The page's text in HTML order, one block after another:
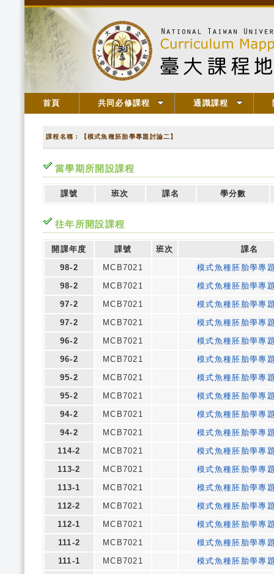
首頁 共同必修課程 通識課程
課程名稱：【模式魚種胚胎學專題討論二】
當學期所開設課程
課號 班次 課名 學分數
往年所開設課程
開課年度 課號 班次
課名
98-2
MCB7021
模式魚種胚胎學專
98-2
MCB7021
模式魚種胚胎學專
97-2
MCB7021
模式魚種胚胎學專
97-2
MCB7021
模式魚種胚胎學專
96-2
MCB7021
模式魚種胚胎學專
96-2
MCB7021
模式魚種胚胎學專
95-2
MCB7021
模式魚種胚胎學專
95-2
MCB7021
模式魚種胚胎學專
94-2
MCB7021
模式魚種胚胎學專
94-2
MCB7021
模式魚種胚胎學專
114-2
MCB7021
模式魚種胚胎學專
113-2
MCB7021
模式魚種胚胎學專
113-1
MCB7021
模式魚種胚胎學專
112-2
MCB7021
模式魚種胚胎學專
112-1
MCB7021
模式魚種胚胎學專
111-2
MCB7021
模式魚種胚胎學專
111-1
MCB7021
模式魚種胚胎學專